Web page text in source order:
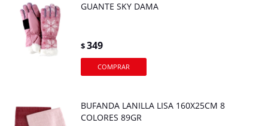
GUANTE SKY DAMA
$349
BUFANDA LANILLA LISA 160X25CM 8
COLORES 89GR